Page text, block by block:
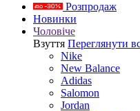
Розпродаж
Новинки
Чоловіче
Взуття Переглянути
Nike
New Balance
Adidas
Salomon
Jordan